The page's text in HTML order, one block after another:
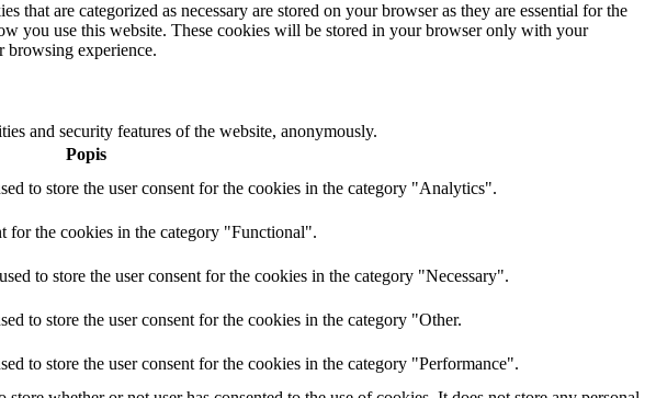
are categorized as necessary are stored on your browser as they are essential for the
you use this website. These cookies will be stored in your browser only with your
browsing experience.
and security features of the website, anonymously.
Popis
to store the user consent for the cookies in the category "Analytics".
for the cookies in the category "Functional".
to store the user consent for the cookies in the category "Necessary".
to store the user consent for the cookies in the category "Other.
to store the user consent for the cookies in the category "Performance".